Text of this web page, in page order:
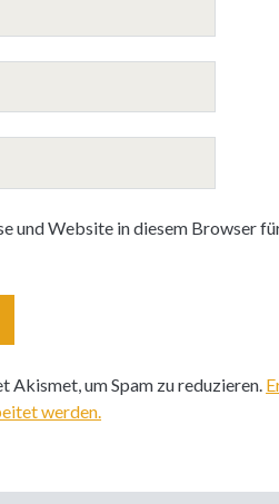
und Website in diesem Browser
Akismet, um Spam zu reduzieren.
werden.